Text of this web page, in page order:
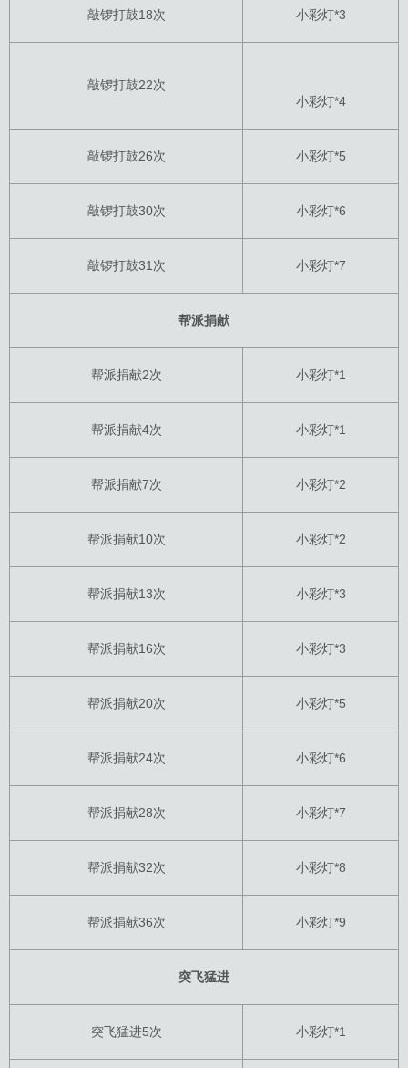
敲锣打鼓18次 小彩灯*3
敲锣打鼓22次
小彩灯*4
敲锣打鼓26次 小彩灯*5
敲锣打鼓30次 小彩灯*6
敲锣打鼓31次 小彩灯*7
帮派捐献
帮派捐献2次 小彩灯*1
帮派捐献4次 小彩灯*1
帮派捐献7次 小彩灯*2
帮派捐献10次 小彩灯*2
帮派捐献13次 小彩灯*3
帮派捐献16次 小彩灯*3
帮派捐献20次 小彩灯*5
帮派捐献24次 小彩灯*6
帮派捐献28次 小彩灯*7
帮派捐献32次 小彩灯*8
帮派捐献36次 小彩灯*9
突飞猛进
突飞猛进5次 小彩灯*1